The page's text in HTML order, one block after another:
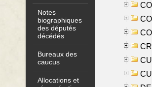
Notes
biographiques
des députés
décédés
Bureaux des
caucus
Allocations et